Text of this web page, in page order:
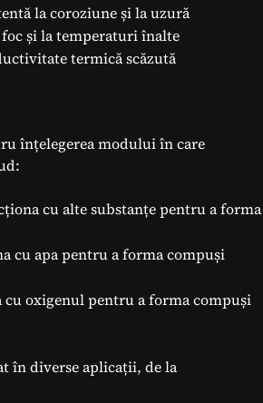
la coroziune și la uzură
și la temperaturi înalte
termică scăzută
înțelegerea modului în care
cu alte substanțe pentru a forma
cu apa pentru a forma compuși
oxigenul pentru a forma compuși
în diverse aplicații, de la